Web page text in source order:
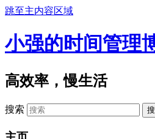
跳至主内容区域
小强的时间管理
高效率，慢生活
搜索